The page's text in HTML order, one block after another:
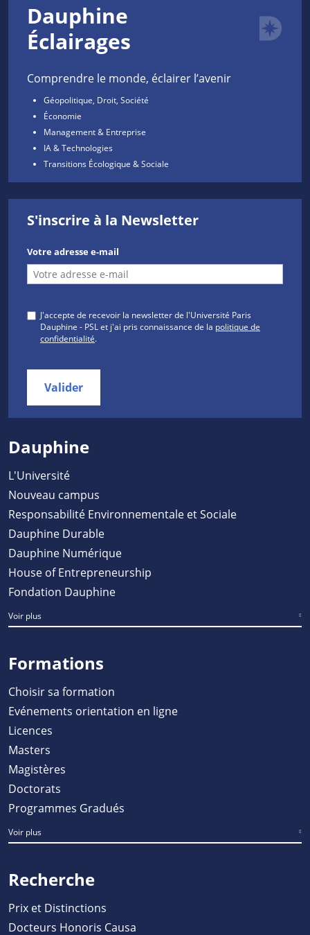
Dauphine
Éclairages
Comprendre le monde, éclairer l’avenir
Géopolitique, Droit, Société
Économie
Management & Entreprise
IA & Technologies
Transitions Écologique & Sociale
S'inscrire à la Newsletter
Votre adresse e-mail
J'accepte de recevoir la newsletter de l'Université Paris
Dauphine - PSL et j'ai pris connaissance de la politique de
confidentialité.
Valider
Dauphine
L'Université
Nouveau campus
Responsabilité Environnementale et Sociale
Dauphine Durable
Dauphine Numérique
House of Entrepreneurship
Fondation Dauphine
Voir plus
Formations
Choisir sa formation
Evénements orientation en ligne
Licences
Masters
Magistères
Doctorats
Programmes Gradués
Voir plus
Recherche
Prix et Distinctions
Docteurs Honoris Causa